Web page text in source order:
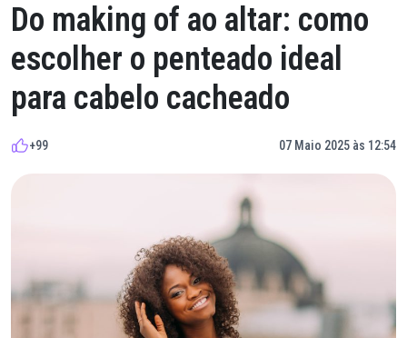
Do making of ao altar: como
escolher o penteado ideal
para cabelo cacheado
+99 07 Maio 2025 às 12:54